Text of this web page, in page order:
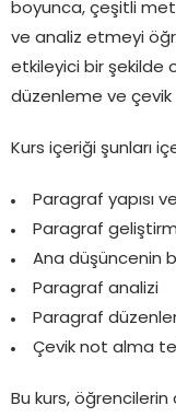
boyunca, çeşitli
ve analiz etmeyi
etkileyici bir şekilde
düzenleme ve çevik
Kurs içeriği şunları
Paragraf yapısı
Paragraf
Ana düşüncenin
Paragraf analizi
Paragraf
Çevik not alma
Bu kurs,